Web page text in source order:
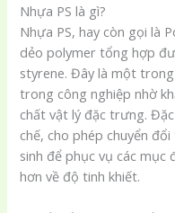
Nhựa PS là gì?
Nhựa PS, hay còn gọi là
dẻo polymer tổng hợp
styrene. Đây là một
trong công nghiệp nhờ
chất vật lý đặc trưng.
chế, cho phép chuyển
sinh để phục vụ các mục
hơn về độ tinh khiết.